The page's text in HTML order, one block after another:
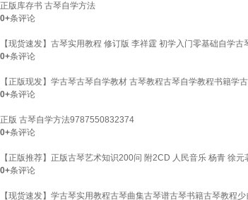
正版库存书 古琴自学方法
0+条评论
【现货速发】古琴实用教程 修订版 李祥霆 初学入门零基础自学古
0+条评论
【正版现发】学古琴古琴自学教材 古琴教程古琴自学教程书籍
0+条评论
正版 古琴自学方法9787550832374
0+条评论
【正版推荐】正版古琴艺术知识200问 附2CD 人民音乐 杨青 徐
0+条评论
【现货速发】学古琴实用教程古琴曲集古琴谱古琴书籍古琴教程